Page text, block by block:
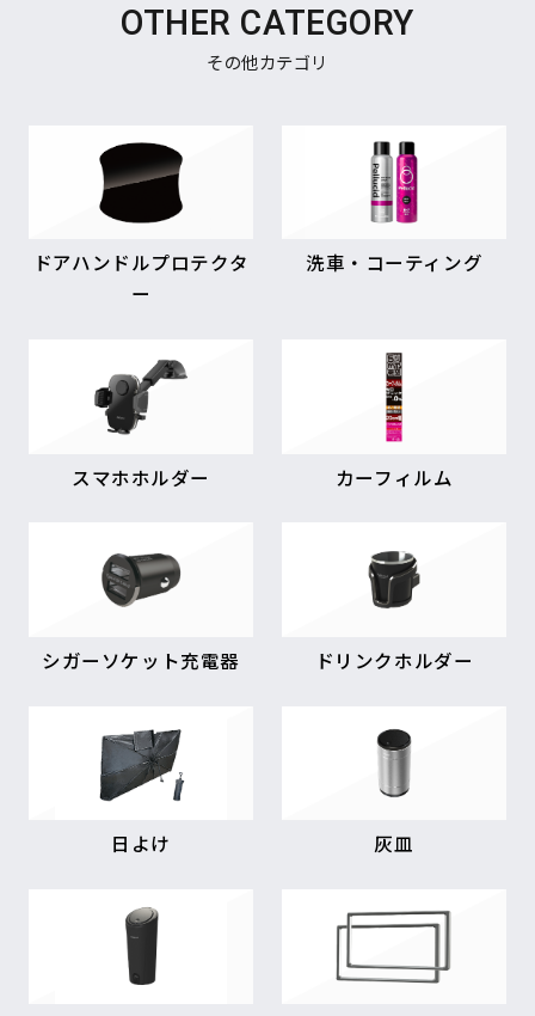
OTHER CATEGORY
その他カテゴリ
ドアハンドルプロテクタ
ー
洗車・コーティング
スマホホルダー カーフィルム
シガーソケット充電器 ドリンクホルダー
日よけ 灰皿